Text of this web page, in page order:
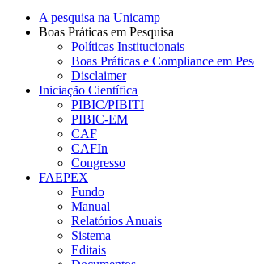
A pesquisa na Unicamp
Boas Práticas em Pesquisa
Políticas Institucionais
Boas Práticas e Compliance em
Disclaimer
Iniciação Científica
PIBIC/PIBITI
PIBIC-EM
CAF
CAFIn
Congresso
FAEPEX
Fundo
Manual
Relatórios Anuais
Sistema
Editais